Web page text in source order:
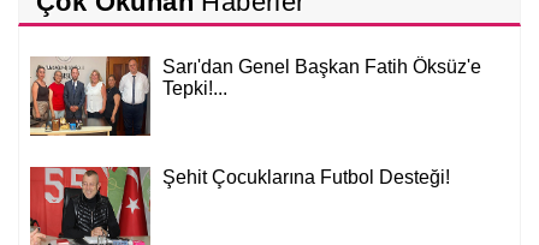
Sarı'dan Genel Başkan Fatih Öksüz'e
Tepki!...
Şehit Çocuklarına Futbol Desteği!